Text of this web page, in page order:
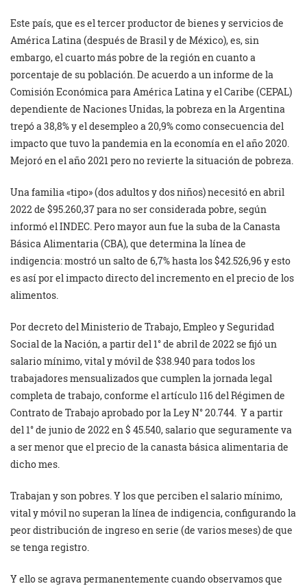
Este país, que es el tercer productor de bienes y servicios de
América Latina (después de Brasil y de México), es, sin
embargo, el cuarto más pobre de la región en cuanto a
porcentaje de su población. De acuerdo a un informe de la
Comisión Económica para América Latina y el Caribe (CEPAL)
dependiente de Naciones Unidas, la pobreza en la Argentina
trepó a 38,8% y el desempleo a 20,9% como consecuencia del
impacto que tuvo la pandemia en la economía en el año 2020.
Mejoró en el año 2021 pero no revierte la situación de pobreza.
Una familia «tipo» (dos adultos y dos niños) necesitó en abril
2022 de $95.260,37 para no ser considerada pobre, según
informó el INDEC. Pero mayor aun fue la suba de la Canasta
Básica Alimentaria (CBA), que determina la línea de
indigencia: mostró un salto de 6,7% hasta los $42.526,96 y esto
es así por el impacto directo del incremento en el precio de los
alimentos.
Por decreto del Ministerio de Trabajo, Empleo y Seguridad
Social de la Nación, a partir del 1° de abril de 2022 se fijó un
salario mínimo, vital y móvil de $38.940 para todos los
trabajadores mensualizados que cumplen la jornada legal
completa de trabajo, conforme el artículo 116 del Régimen de
Contrato de Trabajo aprobado por la Ley N° 20.744. Y a partir
del 1° de junio de 2022 en $ 45.540, salario que seguramente va
a ser menor que el precio de la canasta básica alimentaria de
dicho mes.
Trabajan y son pobres. Y los que perciben el salario mínimo,
vital y móvil no superan la línea de indigencia, configurando la
peor distribución de ingreso en serie (de varios meses) de que
se tenga registro.
Y ello se agrava permanentemente cuando observamos que